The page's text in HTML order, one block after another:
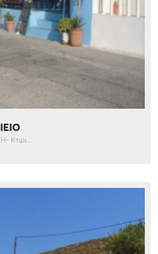
Κτιρι...